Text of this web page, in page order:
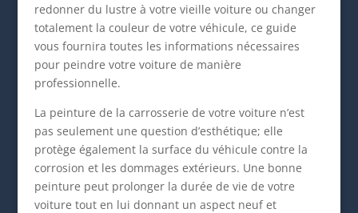
redonner du lustre à votre vieille voiture ou changer
totalement la couleur de votre véhicule, ce guide
vous fournira toutes les informations nécessaires
pour peindre votre voiture de manière
professionnelle.
La peinture de la carrosserie de votre voiture n’est
pas seulement une question d’esthétique; elle
protège également la surface du véhicule contre la
corrosion et les dommages extérieurs. Une bonne
peinture peut prolonger la durée de vie de votre
voiture tout en lui donnant un aspect neuf et